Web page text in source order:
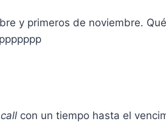
y primeros de noviembre. Qué
call con un tiempo hasta el